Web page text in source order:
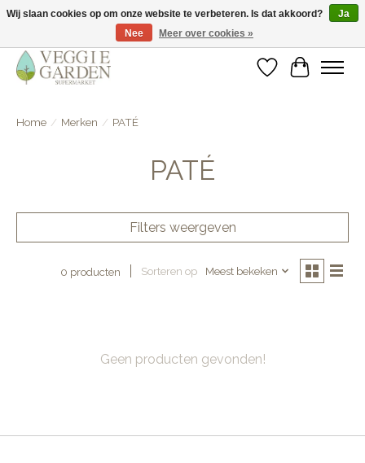
vegan & veggie products | free store pick-up
Verlanglijst
Home / Merken / PATÉ
PATÉ
Filters weergeven
0 producten Sorteren op Meest bekeken
Geen producten gevonden!
Wij slaan cookies op om onze website te verbeteren. Is dat akkoord?
Ja
Nee
Meer over cookies »